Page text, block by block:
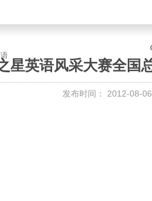
星英语风采大赛全国
发布时间： 2012-08-